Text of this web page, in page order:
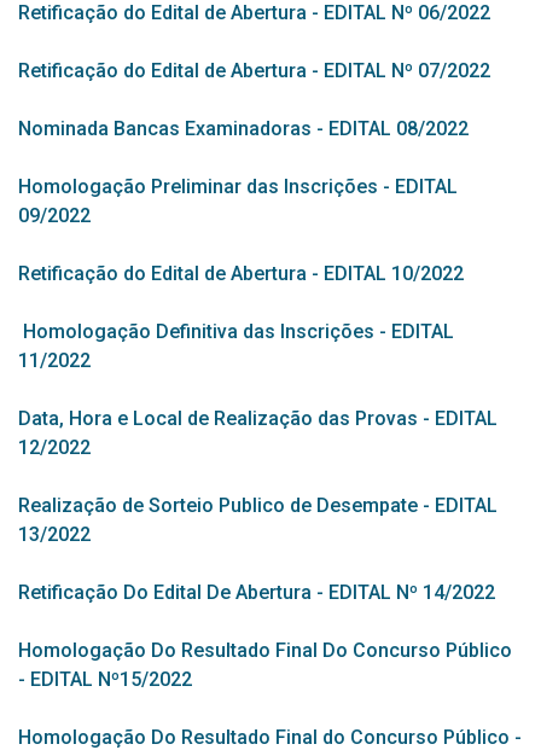
Retificação do Edital de Abertura - EDITAL Nº 06/2022
Retificação do Edital de Abertura - EDITAL Nº 07/2022
Nominada Bancas Examinadoras - EDITAL 08/2022
Homologação Preliminar das Inscrições - EDITAL
09/2022
Retificação do Edital de Abertura - EDITAL 10/2022
Homologação Definitiva das Inscrições - EDITAL
11/2022
Data, Hora e Local de Realização das Provas - EDITAL
12/2022
Realização de Sorteio Publico de Desempate - EDITAL
13/2022
Retificação Do Edital De Abertura - EDITAL Nº 14/2022
Homologação Do Resultado Final Do Concurso Público
- EDITAL Nº15/2022
Homologação Do Resultado Final do Concurso Público -